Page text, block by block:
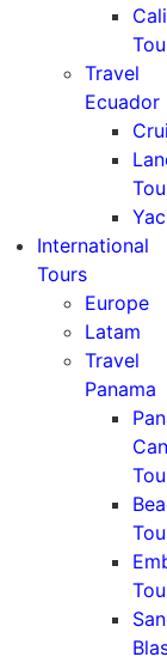
Cali
Travel
Ecuador
International
Tours
Europe
Latam
Travel
Panama
San